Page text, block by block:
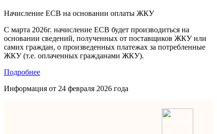
Начисление ЕСВ на основании оплаты ЖКУ
С марта 2026г. начисление ЕСВ будет производиться на
основании сведений, полученных от поставщиков ЖКУ или
самих граждан, о произведенных платежах за потребленные
ЖКУ (т.е. оплаченных гражданами ЖКУ).
Подробнее
Информация от 24 февраля 2026 года